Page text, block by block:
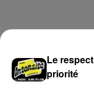
LE GRAND
Le
priorité